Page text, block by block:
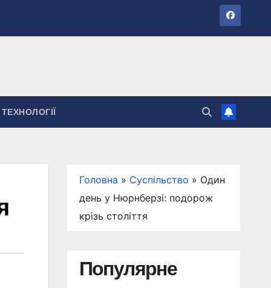
ТЕХНОЛОГІЇ
Головна » Суспільство » Один
день у Нюрнберзі: подорож
крізь століття
Популярне